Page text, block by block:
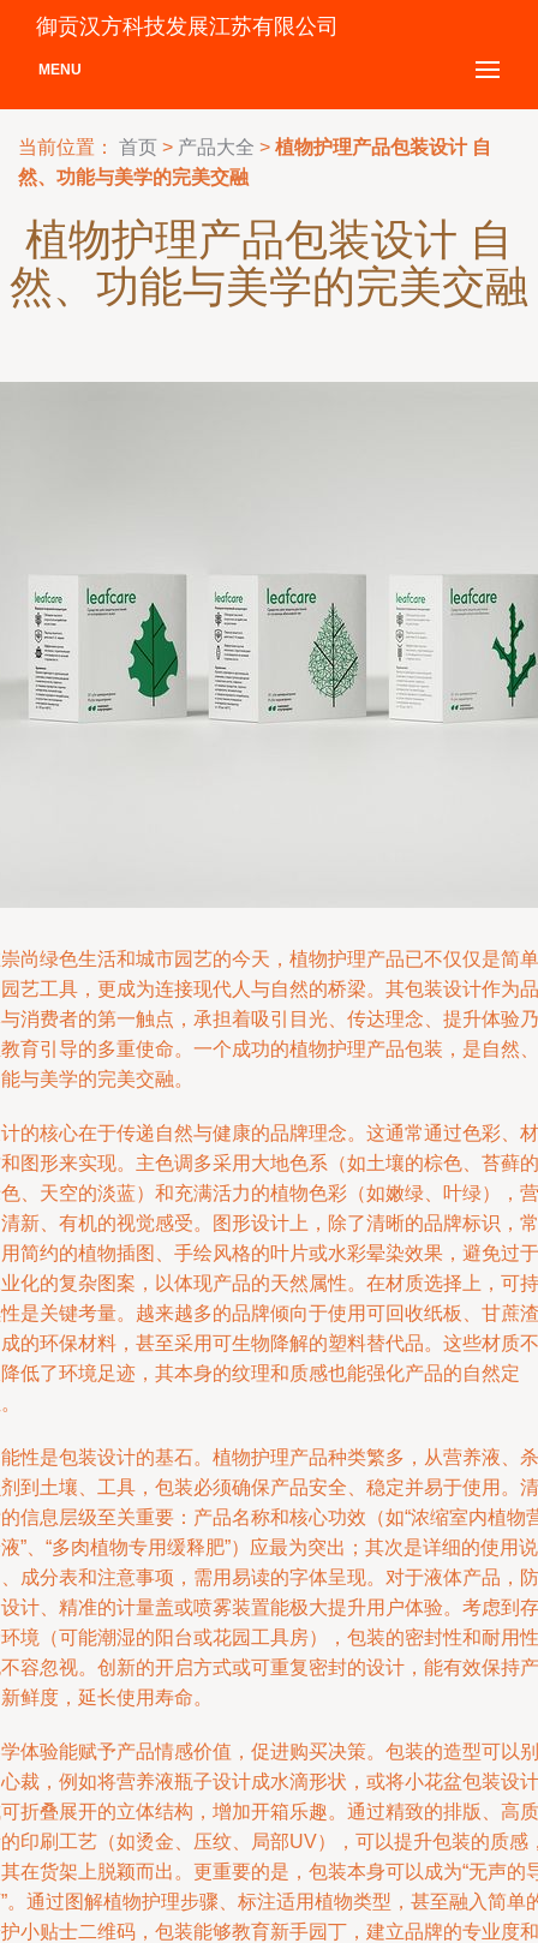
御贡汉方科技发展江苏有限公司
MENU
当前位置： 首页 > 产品大全 > 植物护理产品包装设计 自
然、功能与美学的完美交融
植物护理产品包装设计 自
然、功能与美学的完美交融
尚绿色生活和城市园艺的今天，植物护理产品已不仅仅是简单
艺工具，更成为连接现代人与自然的桥梁。其包装设计作为品
消费者的第一触点，承担着吸引目光、传达理念、提升体验乃
育引导的多重使命。一个成功的植物护理产品包装，是自然、
与美学的完美交融。
的核心在于传递自然与健康的品牌理念。这通常通过色彩、材
图形来实现。主色调多采用大地色系（如土壤的棕色、苔藓的
、天空的淡蓝）和充满活力的植物色彩（如嫩绿、叶绿），营
新、有机的视觉感受。图形设计上，除了清晰的品牌标识，常
简约的植物插图、手绘风格的叶片或水彩晕染效果，避免过于
化的复杂图案，以体现产品的天然属性。在材质选择上，可持
是关键考量。越来越多的品牌倾向于使用可回收纸板、甘蔗渣
的环保材料，甚至采用可生物降解的塑料替代品。这些材质不
低了环境足迹，其本身的纹理和质感也能强化产品的自然定
性是包装设计的基石。植物护理产品种类繁多，从营养液、杀
到土壤、工具，包装必须确保产品安全、稳定并易于使用。清
信息层级至关重要：产品名称和核心功效（如“浓缩室内植物
”、“多肉植物专用缓释肥”）应最为突出；其次是详细的使用说
成分表和注意事项，需用易读的字体呈现。对于液体产品，防
计、精准的计量盖或喷雾装置能极大提升用户体验。考虑到存
境（可能潮湿的阳台或花园工具房），包装的密封性和耐用性
容忽视。创新的开启方式或可重复密封的设计，能有效保持产
鲜度，延长使用寿命。
体验能赋予产品情感价值，促进购买决策。包装的造型可以别
裁，例如将营养液瓶子设计成水滴形状，或将小花盆包装设计
折叠展开的立体结构，增加开箱乐趣。通过精致的排版、高质
印刷工艺（如烫金、压纹、局部UV），可以提升包装的质感
在货架上脱颖而出。更重要的是，包装本身可以成为“无声的
。通过图解植物护理步骤、标注适用植物类型，甚至融入简单
小贴士二维码，包装能够教育新手园丁，建立品牌的专业度和